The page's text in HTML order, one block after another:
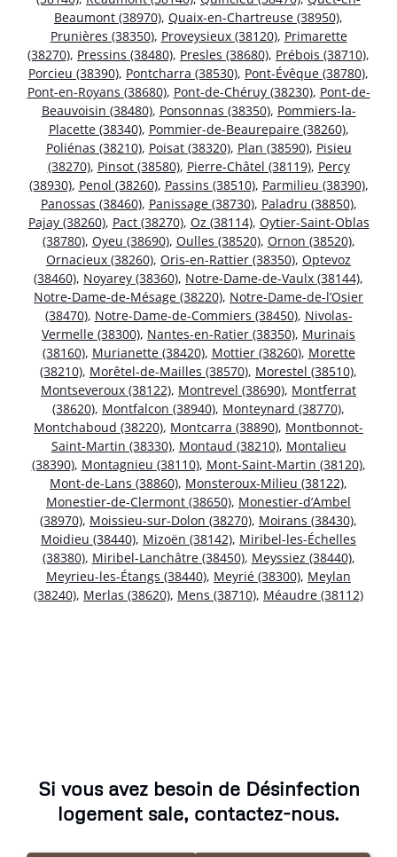
Beaumont (38970), Quaix-en-Chartreuse (38950),
Prunières (38350), Proveysieux (38120), Primarette
(38270), Pressins (38480), Presles (38680), Prébois (38710),
Porcieu (38390), Pontcharra (38530), Pont-Évêque (38780),
Pont-en-Royans (38680), Pont-de-Chéruy (38230), Pont-de-
Beauvoisin (38480), Ponsonnas (38350), Pommiers-la-
Placette (38340), Pommier-de-Beaurepaire (38260),
Poliénas (38210), Poisat (38320), Plan (38590), Pisieu
(38270), Pinsot (38580), Pierre-Châtel (38119), Percy
(38930), Penol (38260), Passins (38510), Parmilieu (38390),
Panossas (38460), Panissage (38730), Paladru (38850),
Pajay (38260), Pact (38270), Oz (38114), Oytier-Saint-Oblas
(38780), Oyeu (38690), Oulles (38520), Ornon (38520),
Ornacieux (38260), Oris-en-Rattier (38350), Optevoz
(38460), Noyarey (38360), Notre-Dame-de-Vaulx (38144),
Notre-Dame-de-Mésage (38220), Notre-Dame-de-l’Osier
(38470), Notre-Dame-de-Commiers (38450), Nivolas-
Vermelle (38300), Nantes-en-Ratier (38350), Murinais
(38160), Murianette (38420), Mottier (38260), Morette
(38210), Morêtel-de-Mailles (38570), Morestel (38510),
Montseveroux (38122), Montrevel (38690), Montferrat
(38620), Montfalcon (38940), Monteynard (38770),
Montchaboud (38220), Montcarra (38890), Montbonnot-
Saint-Martin (38330), Montaud (38210), Montalieu
(38390), Montagnieu (38110), Mont-Saint-Martin (38120),
Mont-de-Lans (38860), Monsteroux-Milieu (38122),
Monestier-de-Clermont (38650), Monestier-d’Ambel
(38970), Moissieu-sur-Dolon (38270), Moirans (38430),
Moidieu (38440), Mizoën (38142), Miribel-les-Échelles
(38380), Miribel-Lanchâtre (38450), Meyssiez (38440),
Meyrieu-les-Étangs (38440), Meyrié (38300), Meylan
(38240), Merlas (38620), Mens (38710), Méaudre (38112)
Si vous avez besoin de Désinfection
logement sale, contactez-nous.